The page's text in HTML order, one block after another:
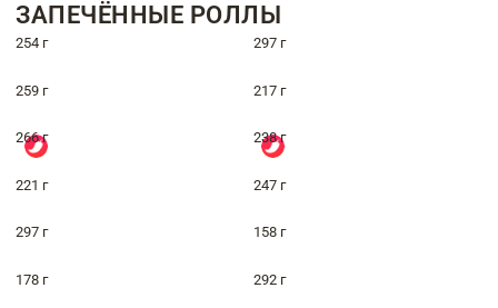
ЗАПЕЧЁННЫЕ РОЛЛЫ
254 г 297 г
259 г 217 г
266 г 238 г
221 г 247 г
297 г 158 г
178 г 292 г